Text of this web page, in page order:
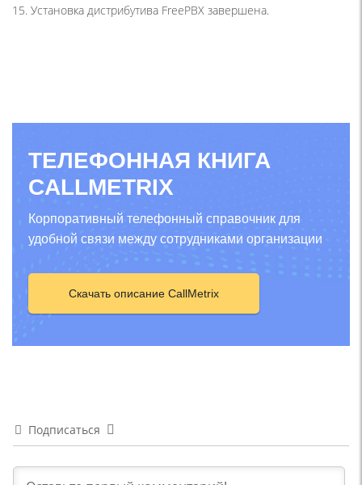
15. Установка дистрибутива FreePBX завершена.
ТЕЛЕФОННАЯ КНИГА
CALLMETRIX
Корпоративный телефонный справочник для
удобной связи между сотрудниками организации
Скачать описание CallMetrix
Подписаться